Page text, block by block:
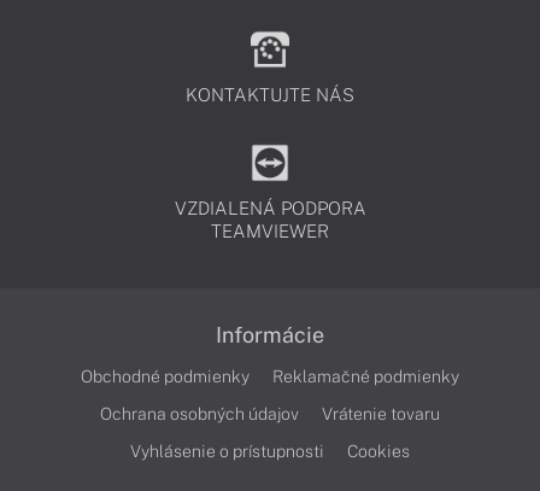
KONTAKTUJTE NÁS
VZDIALENÁ PODPORA
TEAMVIEWER
Informácie
Obchodné podmienky
Reklamačné podmienky
Ochrana osobných údajov
Vrátenie tovaru
Vyhlásenie o prístupnosti
Cookies